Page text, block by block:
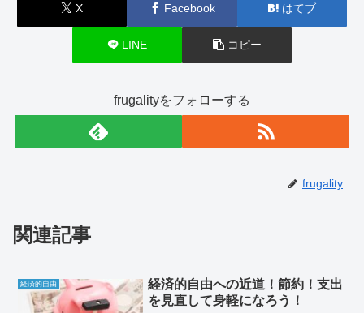
X Facebook はてブ
LINE コピー
frugalityをフォローする
frugality
関連記事
経済的自由
経済的自由への近道！節約！支出
を見直して身軽になろう！